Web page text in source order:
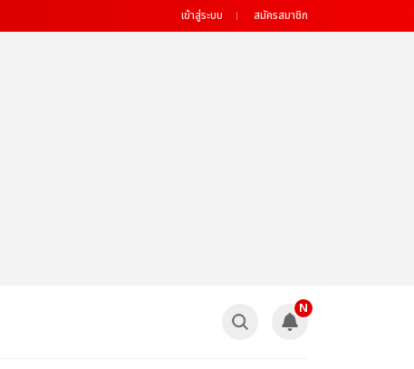
เข้าสู่ระบบ สมัครสมาชิก
N